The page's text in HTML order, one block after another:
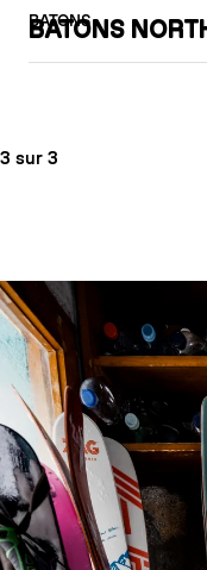
BATONS
BATONS
3 sur 3